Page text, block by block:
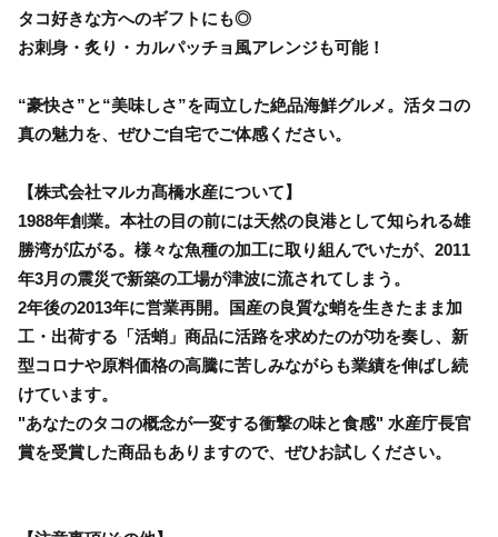
タコ好きな方へのギフトにも◎
お刺身・炙り・カルパッチョ風アレンジも可能！
“豪快さ”と“美味しさ”を両立した絶品海鮮グルメ。活タコの
真の魅力を、ぜひご自宅でご体感ください。
【株式会社マルカ髙橋水産について】
1988年創業。本社の目の前には天然の良港として知られる雄
勝湾が広がる。様々な魚種の加工に取り組んでいたが、2011
年3月の震災で新築の工場が津波に流されてしまう。
2年後の2013年に営業再開。国産の良質な蛸を生きたまま加
工・出荷する「活蛸」商品に活路を求めたのが功を奏し、新
型コロナや原料価格の高騰に苦しみながらも業績を伸ばし続
けています。
"あなたのタコの概念が一変する衝撃の味と食感" 水産庁長官
賞を受賞した商品もありますので、ぜひお試しください。